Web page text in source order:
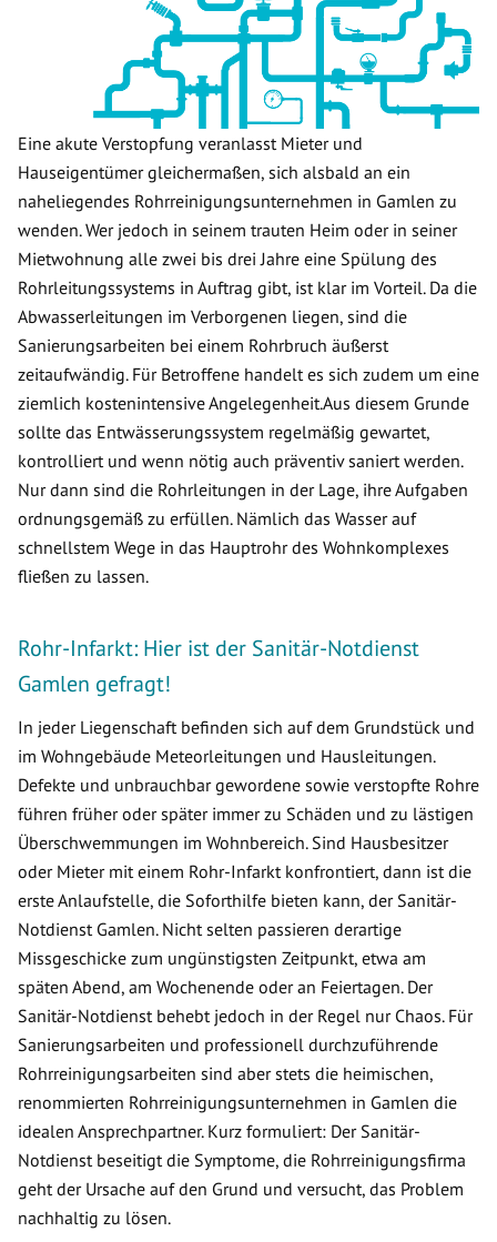
Eine akute Verstopfung veranlasst Mieter und
Hauseigentümer gleichermaßen, sich alsbald an ein
naheliegendes Rohrreinigungsunternehmen in Gamlen zu
wenden. Wer jedoch in seinem trauten Heim oder in seiner
Mietwohnung alle zwei bis drei Jahre eine Spülung des
Rohrleitungssystems in Auftrag gibt, ist klar im Vorteil. Da die
Abwasserleitungen im Verborgenen liegen, sind die
Sanierungsarbeiten bei einem Rohrbruch äußerst
zeitaufwändig. Für Betroffene handelt es sich zudem um eine
ziemlich kostenintensive Angelegenheit.Aus diesem Grunde
sollte das Entwässerungssystem regelmäßig gewartet,
kontrolliert und wenn nötig auch präventiv saniert werden.
Nur dann sind die Rohrleitungen in der Lage, ihre Aufgaben
ordnungsgemäß zu erfüllen. Nämlich das Wasser auf
schnellstem Wege in das Hauptrohr des Wohnkomplexes
fließen zu lassen.
Rohr-Infarkt: Hier ist der Sanitär-Notdienst
Gamlen gefragt!
In jeder Liegenschaft befinden sich auf dem Grundstück und
im Wohngebäude Meteorleitungen und Hausleitungen.
Defekte und unbrauchbar gewordene sowie verstopfte Rohre
führen früher oder später immer zu Schäden und zu lästigen
Überschwemmungen im Wohnbereich. Sind Hausbesitzer
oder Mieter mit einem Rohr-Infarkt konfrontiert, dann ist die
erste Anlaufstelle, die Soforthilfe bieten kann, der Sanitär-
Notdienst Gamlen. Nicht selten passieren derartige
Missgeschicke zum ungünstigsten Zeitpunkt, etwa am
späten Abend, am Wochenende oder an Feiertagen. Der
Sanitär-Notdienst behebt jedoch in der Regel nur Chaos. Für
Sanierungsarbeiten und professionell durchzuführende
Rohrreinigungsarbeiten sind aber stets die heimischen,
renommierten Rohrreinigungsunternehmen in Gamlen die
idealen Ansprechpartner. Kurz formuliert: Der Sanitär-
Notdienst beseitigt die Symptome, die Rohrreinigungsfirma
geht der Ursache auf den Grund und versucht, das Problem
nachhaltig zu lösen.